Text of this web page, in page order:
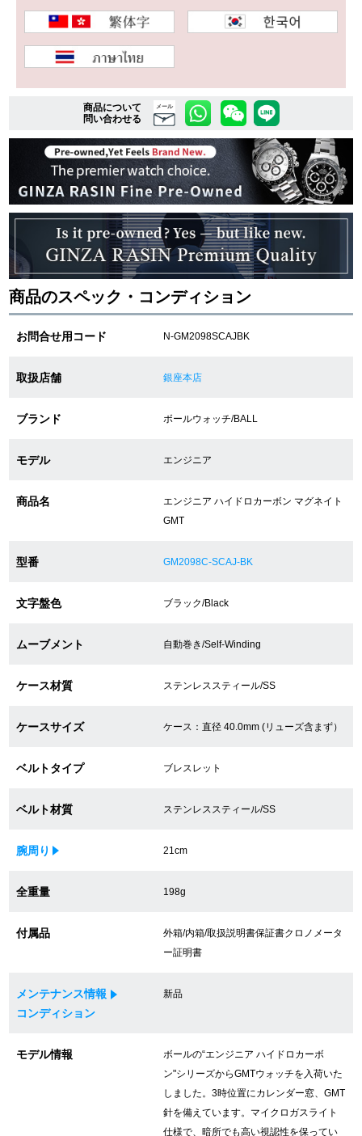
WEB限定品 SALE
複数条件で商品を絞り込む
詳細検索はこちら
ご利用ガイド
GINZA RASINのプレミアムクオリティについて
送料・お支払方法
ショッピングローンの流れ
ショップサービス
保証・アフターサービス
店舗受け取りサービス
店舗取り寄せサービス
修理・メンテナンスをご希望の方
修理・メンテンナンスについて
オーバーホールについて
商品について
問い合わせる
メール
商品のスペック・コンディション
お問合せ用コード N-GM2098SCAJBK
取扱店舗 銀座本店
ブランド ボールウォッチ/BALL
モデル エンジニア
商品名
エンジニア ハイドロカーボン マグネイト
GMT
型番 GM2098C-SCAJ-BK
文字盤色 ブラック/Black
ムーブメント 自動巻き/Self-Winding
ケース材質 ステンレススティール/SS
ケースサイズ ケース：直径 40.0mm (リューズ含まず）
ベルトタイプ ブレスレット
ベルト材質 ステンレススティール/SS
腕周り 21cm
全重量 198g
付属品
外箱/内箱/取扱説明書保証書クロノメータ
ー証明書
メンテナンス情報
コンディション
新品
モデル情報
ボールの“エンジニア ハイドロカーボ
ン"シリーズからGMTウォッチを入荷いた
しました。3時位置にカレンダー窓、GMT
針を備えています。マイクロガスライト
仕様で、暗所でも高い視認性を保ってい